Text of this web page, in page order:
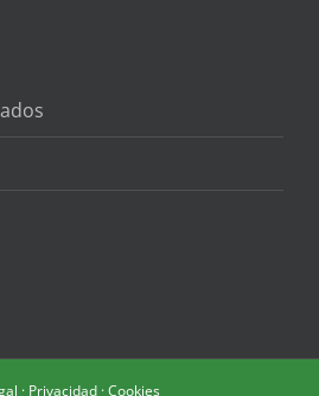
· Privacidad ·Cookies